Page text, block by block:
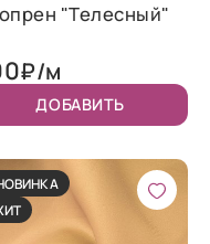
"Телесный"
₽/м
ДОБАВИТЬ